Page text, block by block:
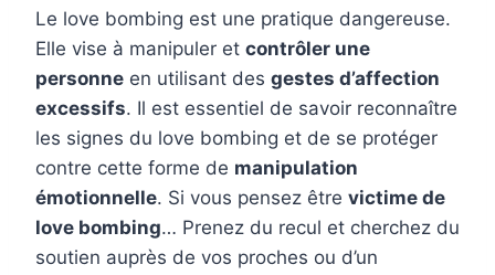
Le love bombing est une pratique dangereuse.
Elle vise à manipuler et contrôler une
personne en utilisant des gestes d’affection
excessifs. Il est essentiel de savoir reconnaître
les signes du love bombing et de se protéger
contre cette forme de manipulation
émotionnelle. Si vous pensez être victime de
love bombing… Prenez du recul et cherchez du
soutien auprès de vos proches ou d’un